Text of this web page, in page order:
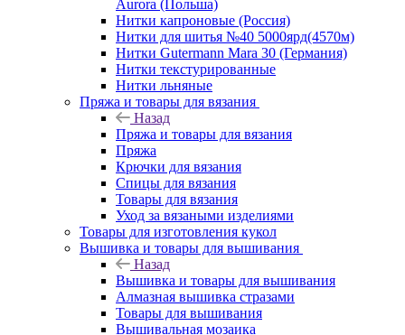
Aurora (Польша)
Нитки капроновые (Россия)
Нитки для шитья №40 5000ярд(4570м)
Нитки Gutermann Mara 30 (Германия)
Нитки текстурированные
Нитки льняные
Пряжа и товары для вязания
Назад
Пряжа и товары для вязания
Пряжа
Крючки для вязания
Спицы для вязания
Товары для вязания
Уход за вязаными изделиями
Товары для изготовления кукол
Вышивка и товары для вышивания
Назад
Вышивка и товары для вышивания
Алмазная вышивка стразами
Товары для вышивания
Вышивальная мозаика